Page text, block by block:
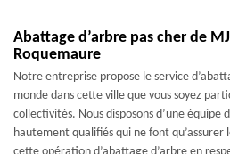
Abattage d’arbre pas cher de
Roquemaure
Notre entreprise propose le service
monde dans cette ville que vous soyez
collectivités. Nous disposons d’une équipe
hautement qualifiés qui ne font